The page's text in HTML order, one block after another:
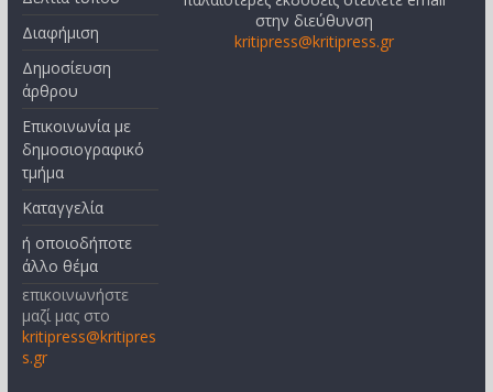
Διαφήμιση
Δημοσίευση
άρθρου
Επικοινωνία με
δημοσιογραφικό
τμήμα
Καταγγελία
ή οποιοδήποτε
άλλο θέμα
επικοινωνήστε
μαζί μας στο
kritipress@kritipres
s.gr
στην διεύθυνση
kritipress@kritipress.gr